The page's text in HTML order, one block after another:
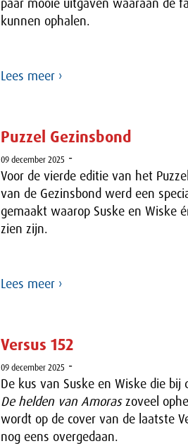
paar mooie uitgaven waaraan de
kunnen ophalen.
Lees meer ›
Puzzel Gezinsbond
09 december 2025 -
Voor de vierde editie van het
van de Gezinsbond werd een
gemaakt waarop Suske en Wiske
zien zijn.
Lees meer ›
Versus 152
09 december 2025 -
De kus van Suske en Wiske die bij
De helden van Amoraszoveel
wordt op de cover van de laatste
nog eens overgedaan.